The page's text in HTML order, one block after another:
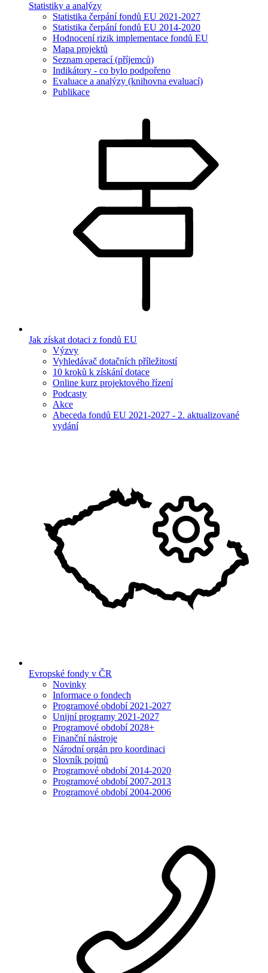
Statistiky a analýzy
Statistika čerpání fondů EU 2021-2027
Statistika čerpání fondů EU 2014-2020
Hodnocení rizik implementace fondů EU
Mapa projektů
Seznam operací (příjemců)
Indikátory - co bylo podpořeno
Evaluace a analýzy (knihovna evaluací)
Publikace
Jak získat dotaci z fondů EU
Výzvy
Vyhledávač dotačních příležitostí
10 kroků k získání dotace
Online kurz projektového řízení
Podcasty
Akce
Abeceda fondů EU 2021-2027 - 2. aktualizované
vydání
Evropské fondy v ČR
Novinky
Informace o fondech
Programové období 2021-2027
Unijní programy 2021-2027
Programové období 2028+
Finanční nástroje
Národní orgán pro koordinaci
Slovník pojmů
Programové období 2014-2020
Programové období 2007-2013
Programové období 2004-2006